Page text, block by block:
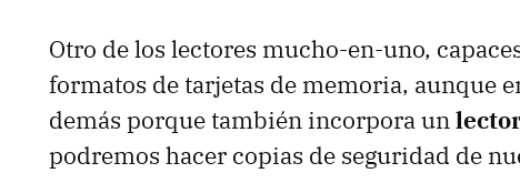
Otro de los lectores mucho-en-uno,
formatos de tarjetas de memoria, aunque
demás porque también incorpora un
podremos hacer copias de seguridad de